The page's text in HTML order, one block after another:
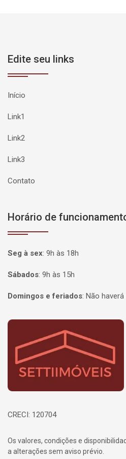
Edite seu links
Início
Link1
Link2
Link3
Contato
Horário de
Seg à sex: 9h às 18h
Sábados: 9h às 15h
Domingos e feriados: Não haverá
Página inicial
CRECI: 120704
Os valores, condições e
a alterações sem aviso prévio.